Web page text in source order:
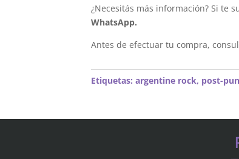
¿Necesitás más información? Si te
WhatsApp.
Antes de efectuar tu compra,
Etiquetas:argentine rock, post-